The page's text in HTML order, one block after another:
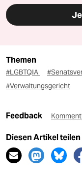
Themen
#LGBTQIA
#Verwaltungsgericht
Feedback
Diesen Artikel teilen